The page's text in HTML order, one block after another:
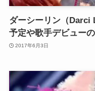
ダーシーリン（Darci
予定や歌手デビュー
2017年6月3日